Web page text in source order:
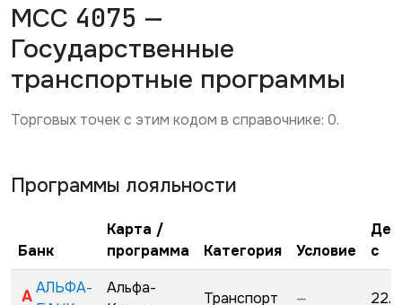
MCC 4075 —
Государственные
транспортные программы
Торговых точек с этим кодом в справочнике: 0.
Программы лояльности
Банк
Карта /
программа
Категория Условие
с
АЛЬФА-
Альфа-
Транспорт —